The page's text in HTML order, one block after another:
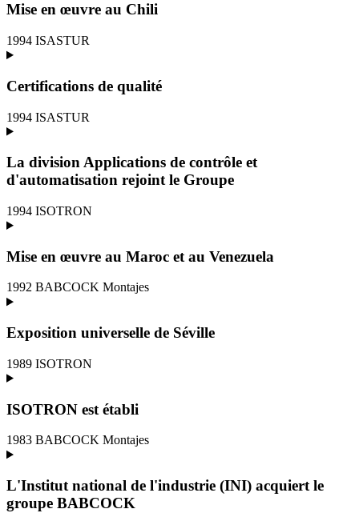
Mise en œuvre au Chili
1994 ISASTUR
Certifications de qualité
1994 ISASTUR
La division Applications de contrôle et
d'automatisation rejoint le Groupe
1994 ISOTRON
Mise en œuvre au Maroc et au Venezuela
1992 BABCOCK Montajes
Exposition universelle de Séville
1989 ISOTRON
ISOTRON est établi
1983 BABCOCK Montajes
L'Institut national de l'industrie (INI) acquiert le
groupe BABCOCK